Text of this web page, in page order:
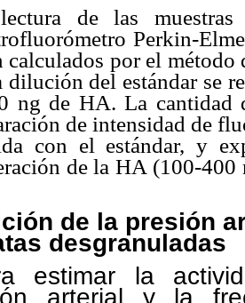
de las
Perkin-
calculados por el
dilución del estándar se
ng de HA. La cantidad
de intensidad de
con el estándar, y
de la HA (100-400
de la presión
desgranuladas
estimar la
arterial y la